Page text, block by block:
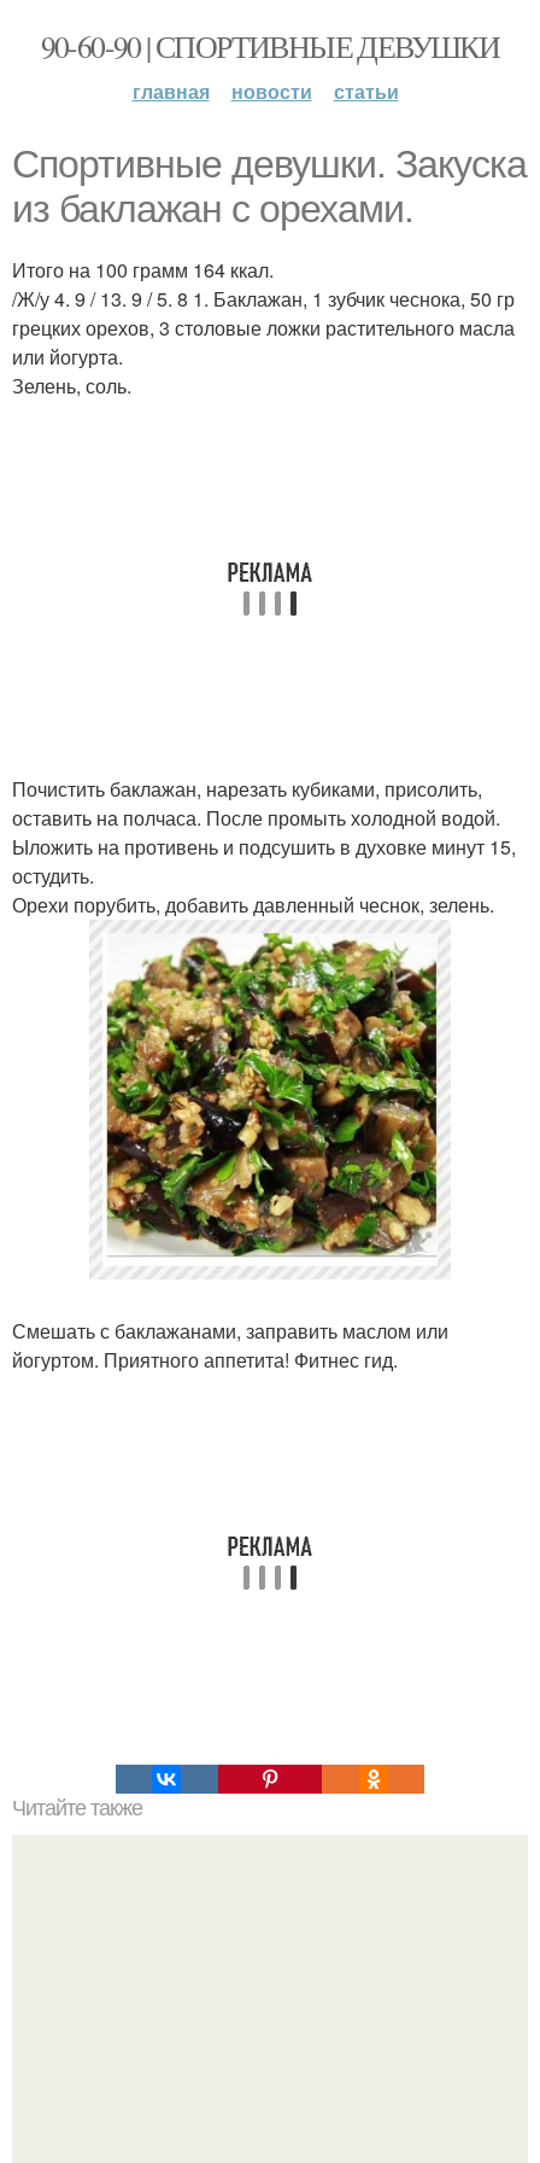
90-60-90 | СПОРТИВНЫЕ ДЕВУШКИ
главная новости статьи
Спортивные девушки. Закуска
из баклажан с орехами.
Итого на 100 грамм 164 ккал.
/Ж/у 4. 9 / 13. 9 / 5. 8 1. Баклажан, 1 зубчик чеснока, 50 гр
грецких орехов, 3 столовые ложки растительного масла
или йогурта.
Зелень, соль.
Почистить баклажан, нарезать кубиками, присолить,
оставить на полчаса. После промыть холодной водой.
Ыложить на противень и подсушить в духовке минут 15,
остудить.
Орехи порубить, добавить давленный чеснок, зелень.
Смешать с баклажанами, заправить маслом или
йогуртом. Приятного аппетита! Фитнес гид.
Читайте также